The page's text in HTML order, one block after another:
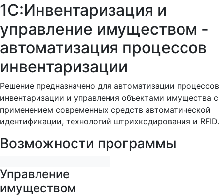
1С:Инвентаризация и
управление имуществом -
автоматизация процессов
инвентаризации
Решение предназначено для автоматизации процессов
инвентаризации и управления объектами имущества с
применением современных средств автоматической
идентификации, технологий штрихкодирования и RFID.
Возможности программы
Управление
имуществом